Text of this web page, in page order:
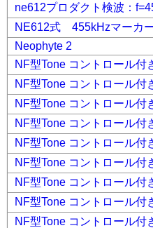
ne612プロダクト検波：
NE612式 455kHzマーカ
Neophyte 2
NF型Tone コントロール
NF型Tone コントロール
NF型Tone コントロール
NF型Tone コントロール
NF型Tone コントロール
NF型Tone コントロール
NF型Tone コントロール
NF型Tone コントロール
NF型Tone コントロール